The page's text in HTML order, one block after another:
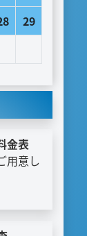
29
金表
用意し